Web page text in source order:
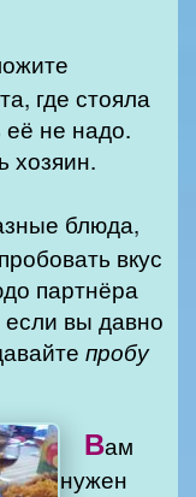
где стояла
её не надо.
хозяин.
блюда,
вкус
партнёра
вы давно
пробу
Вам
нужен